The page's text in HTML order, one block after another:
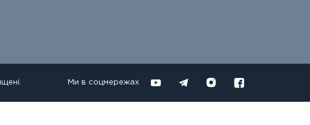
Ми в соцмережах